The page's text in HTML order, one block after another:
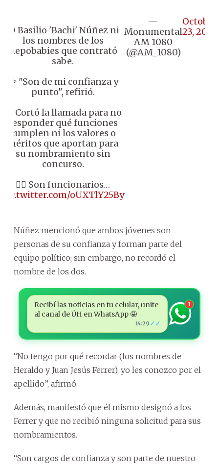
🔴 Basilio 'Bachi' Núñez ni
los nombres de los
nepobabies que contrató
sabe.
🗣️ "Son de mi confianza y
punto", refirió.
🔸 Cortó la llamada para no
responder qué funciones
cumplen ni los valores o
méritos que aportan para
su nombramiento sin
concurso.
👉🏼 Son funcionarios…
pic.twitter.com/oUXTlY25By
—
Monumental
AM 1080
(@AM_1080)
October
23, 2024
Núñez mencionó que ambos jóvenes son
personas de su confianza y forman parte del
equipo político; sin embargo, no recordó el
nombre de los dos.
Recibí las noticias en tu celular, unite
al canal de ÚH en WhatsApp 🤩
14:29 ✓✓
1
“No tengo por qué recordar (los nombres de
Heraldo y Juan Jesús Ferrer), yo les conozco por el
apellido”, afirmó.
Además, manifestó que él mismo designó a los
Ferrer y que no recibió ninguna solicitud para sus
nombramientos.
“Son cargos de confianza y son parte de nuestro